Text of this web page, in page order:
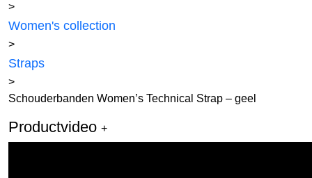
>
Women's collection
>
Straps
>
Schouderbanden Women’s Technical Strap – geel
Productvideo +